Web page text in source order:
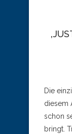
Die
diesem
schon
bringt.